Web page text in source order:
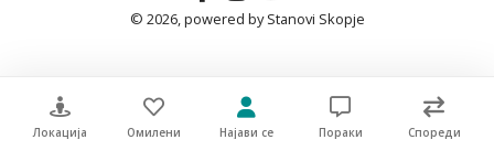
© 2026, powered byStanovi Skopje
Локација Омилени Најави се Пораки Спореди